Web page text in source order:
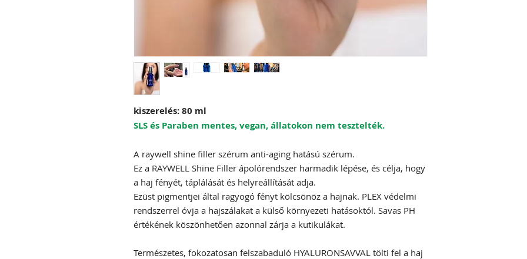
kiszerelés: 80 ml
SLS és Paraben mentes, vegan, állatokon nem tesztelték.
A raywell shine filler szérum anti-aging hatású szérum.
Ez a RAYWELL Shine Filler ápolórendszer harmadik lépése, és célja, hogy
a haj fényét, táplálását és helyreállítását adja.
Ezüst pigmentjei által ragyogó fényt kölcsönöz a hajnak. PLEX védelmi
rendszerrel óvja a hajszálakat a külső környezeti hatásoktól. Savas PH
értékének köszönhetően azonnal zárja a kutikulákat.
Természetes, fokozatosan felszabaduló HYALURONSAVVAL tölti fel a haj